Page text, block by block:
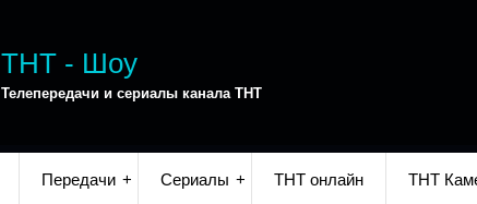
ТНТ - Шоу
Телепередачи и сериалы канала ТНТ
Передачи Сериалы ТНТ онлайн ТНТ